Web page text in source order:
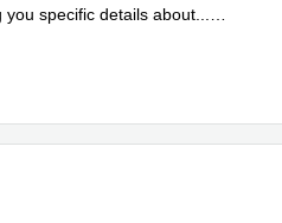
specific details about